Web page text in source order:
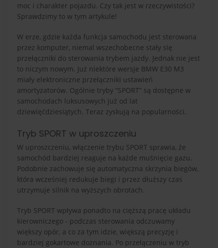
moc i charakter pojazdu. Czy tak jest w rzeczywistości?
Sprawdzimy to w tym artykule!
W erze, gdzie każda funkcja samochodu jest sterowana
przez komputer, niemal wszechobecne stały się
przełączniki do sterowania trybem jazdy. Jednak nie jest
to niczym nowym. Już niektóre wersje BMW E30 M3
miały elektroniczne przełączniki ustawień
amortyzatorów. Ogólnie tryby “SPORT” są dostępne w
samochodach luksusowych już od lat
dziewięćdziesiątych. Teraz zyskują na popularności.
Tryb SPORT w uproszczeniu
W uproszczeniu, włączenie trybu SPORT sprawia, że
samochód bardziej reaguje na każde muśnięcie gazu.
Podobnie zachowuje się automatyczna skrzynia biegów,
która wcześniej redukuje biegi i przez dłuższy czas
utrzymuje silnik na wyższych obrotach.
Tryb SPORT wpływa ponadto na cięższą pracę układu
kierowniczego - podczas sterowania odczuwamy
większy opór, a co za tym idzie, większą precyzję i
bardziej gokartowe doznania. Po przełączeniu w tryb